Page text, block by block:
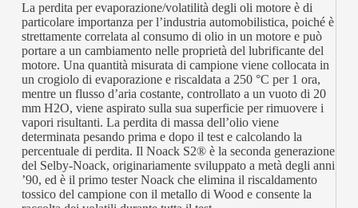
La perdita per evaporazione/volatilità degli oli motore è di
particolare importanza per l’industria automobilistica, poiché è
strettamente correlata al consumo di olio in un motore e può
portare a un cambiamento nelle proprietà del lubrificante del
motore. Una quantità misurata di campione viene collocata in
un crogiolo di evaporazione e riscaldata a 250 °C per 1 ora,
mentre un flusso d’aria costante, controllato a un vuoto di 20
mm H2O, viene aspirato sulla sua superficie per rimuovere i
vapori risultanti. La perdita di massa dell’olio viene
determinata pesando prima e dopo il test e calcolando la
percentuale di perdita. Il Noack S2® è la seconda generazione
del Selby-Noack, originariamente sviluppato a metà degli anni
’90, ed è il primo tester Noack che elimina il riscaldamento
tossico del campione con il metallo di Wood e consente la